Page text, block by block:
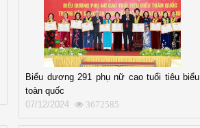
Biểu dương 291 phụ nữ cao tuổi tiêu biểu
toàn quốc
07/12/2024
3672585